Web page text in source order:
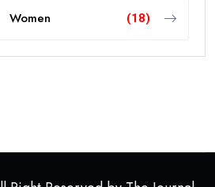
Women (18)